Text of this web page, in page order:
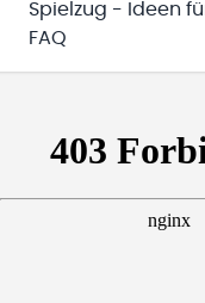
Spielzug - Ideen
FAQ